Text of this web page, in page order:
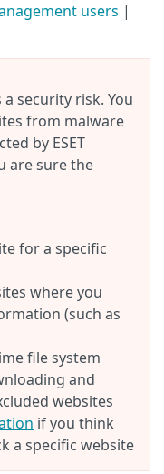
users |
security risk. You
from malware
by ESET
are sure the
for a specific
where you
(such as
file system
and
websites
if you think
a specific website